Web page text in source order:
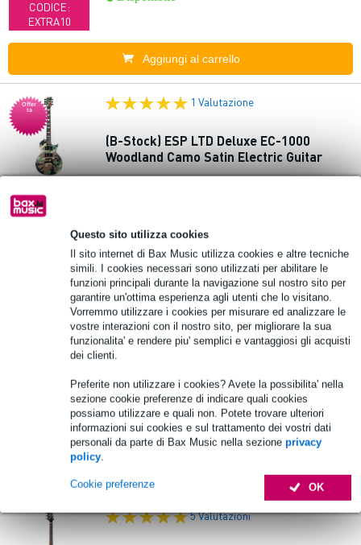
Questo sito utilizza cookies
Il sito internet di Bax Music utilizza cookies e altre tecniche
simili. I cookies necessari sono utilizzati per abilitare le
funzioni principali durante la navigazione sul nostro sito per
garantire un'ottima esperienza agli utenti che lo visitano.
Vorremmo utilizzare i cookies per misurare ed analizzare le
vostre interazioni con il nostro sito, per migliorare la sua
funzionalita' e rendere piu' semplici e vantaggiosi gli acquisti
dei clienti.
Preferite non utilizzare i cookies? Avete la possibilita' nella
sezione cookie preferenze di indicare quali cookies
possiamo utilizzare e quali non. Potete trovare ulteriori
informazioni sui cookies e sul trattamento dei vostri dati
personali da parte di Bax Music nella sezione privacy
policy.
OK
Cookie preferenze
CODICE:
EXTRA10
Aggiungi al carrello
Offer
ta
EXTRA CON IL
CODICE:
1 Valutazione
(B-Stock) ESP LTD Deluxe EC-1000
Woodland Camo Satin Electric Guitar
Disponibile
Aggiungi al carrello
10% DI SCONTO
EXTRA CON IL
EXTRA10
(B-Stock) D'Angelico Excel 59 Trans
Cherry Semi-Acoustic Guitar with Case
Prezzo consigliato 1.859,00 € 1.232,00 €
Disponibile
5 Valutazioni